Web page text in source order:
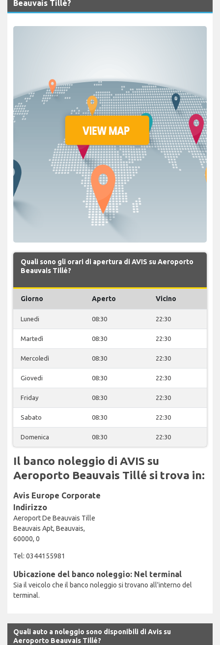
Beauvais Tillé?
Quali sono gli orari di apertura di AVIS su Aeroporto
Beauvais Tillé?
Giorno Aperto Vicino
Lunedi 08:30 22:30
Martedì 08:30 22:30
Mercoledì 08:30 22:30
Giovedi 08:30 22:30
Friday 08:30 22:30
Sabato 08:30 22:30
Domenica 08:30 22:30
Il banco noleggio di AVIS su
Aeroporto Beauvais Tillé si trova in:
Avis Europe Corporate
Indirizzo
Aeroport De Beauvais Tille
Beauvais Apt, Beauvais,
60000, 0
Tel: 0344155981
Ubicazione del banco noleggio: Nel terminal
Sia il veicolo che il banco noleggio si trovano all'interno del
terminal.
Quali auto a noleggio sono disponibili di Avis su
Aeroporto Beauvais Tillé?